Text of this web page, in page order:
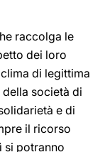
raccolga le
dei loro
di legittima
società di
e di
il ricorso
si potranno